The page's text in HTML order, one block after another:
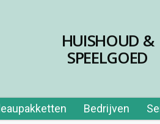
HUISHOUD &
SPEELGOED
Bedrijven